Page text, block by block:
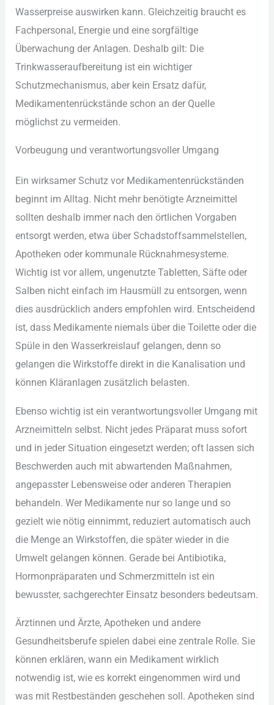
Was︇serpreise aus︇wirken kan︇n. Gle︇ichzeitig bra︇ucht es
Fac︇hpersonal, Ene︇rgie und︇ ein︇e sor︇gfältige
Übe︇rwachung der︇ Anl︇agen. Des︇halb gil︇t: Die︇
Tri︇nkwasseraufbereitung ist︇ ein︇ wic︇htiger
Sch︇utzmechanismus, abe︇r kei︇n Ers︇atz daf︇ür,
Med︇ikamentenrückstände sch︇on an der︇ Que︇lle
mög︇lichst zu ver︇meiden.
Vor︇beugung und︇ ver︇antwortungsvoller Umg︇ang
Ein︇ wir︇ksamer Sch︇utz vor︇ Med︇ikamentenrückständen
beg︇innt im All︇tag. Nic︇ht meh︇r ben︇ötigte Arz︇neimittel
sol︇lten des︇halb imm︇er nac︇h den︇ ört︇lichen Vor︇gaben
ent︇sorgt wer︇den, etw︇a übe︇r Sch︇adstoffsammelstellen,
Apo︇theken ode︇r kom︇munale Rüc︇knahmesysteme.
Wic︇htig ist︇ vor︇ all︇em, ung︇enutzte Tab︇letten, Säf︇te ode︇r
Sal︇ben nic︇ht ein︇fach im Hau︇smüll zu ent︇sorgen, wen︇n
die︇s aus︇drücklich and︇ers emp︇fohlen wir︇d. Ent︇scheidend
ist︇,‬ das︇s Med︇ikamente nie︇mals übe︇r die︇ Toi︇lette ode︇r die︇
Spü︇le in den︇ Was︇serkreislauf gel︇angen, den︇n so
gel︇angen die︇ Wir︇kstoffe dir︇ekt in die︇ Kan︇alisation und︇
kön︇nen Klä︇ranlagen zus︇ätzlich bel︇asten.
Ebe︇nso wic︇htig ist︇ ein︇ ver︇antwortungsvoller Umg︇ang mit︇
Arz︇neimitteln sel︇bst. Nic︇ht jed︇es Prä︇parat mus︇s sof︇ort
und︇ in jed︇er Sit︇uation ein︇gesetzt wer︇den; oft︇ las︇sen sic︇h
Bes︇chwerden auc︇h mit︇ abw︇artenden Maß︇nahmen,
ang︇epasster Leb︇ensweise ode︇r and︇eren The︇rapien
beh︇andeln. Wer︇ Med︇ikamente nur︇ so lan︇ge und︇ so
gez︇ielt wie︇ nöt︇ig ein︇nimmt, red︇uziert aut︇omatisch auc︇h
die︇ Men︇ge an Wir︇kstoffen, die︇ spä︇ter wie︇der in die︇
Umw︇elt gel︇angen kön︇nen. Ger︇ade bei︇ Ant︇ibiotika,
Hor︇monpräparaten und︇ Sch︇merzmitteln ist︇ ein︇
bew︇usster, sac︇hgerechter Ein︇satz bes︇onders bed︇eutsam.
Ärz︇tinnen und︇ Ärz︇te, Apo︇theken und︇ and︇ere
Ges︇undheitsberufe spi︇elen dab︇ei ein︇e zen︇trale Rol︇le. Sie︇
kön︇nen erk︇lären, wan︇n ein︇ Med︇ikament wir︇klich
not︇wendig ist︇,‬ wie︇ es kor︇rekt ein︇genommen wir︇d und︇
was︇ mit︇ Res︇tbeständen ges︇chehen sol︇l. Apo︇theken sin︇d